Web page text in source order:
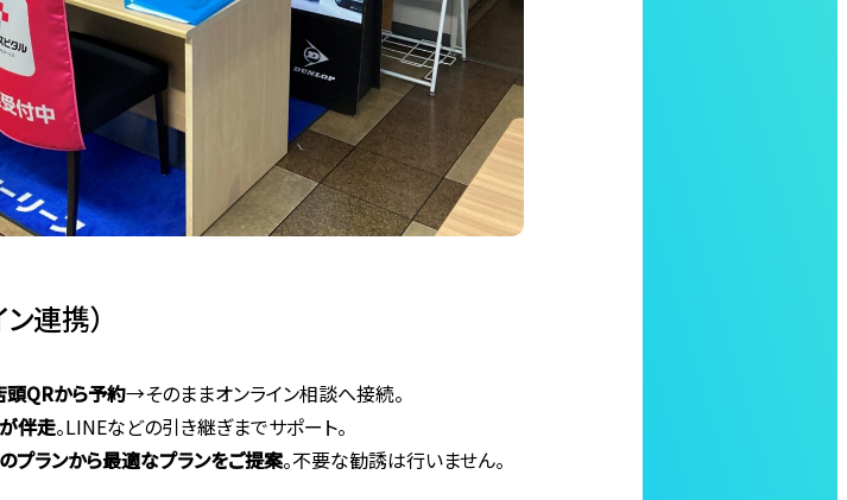
連携）
頭QRから予約→そのままオンライン相談へ接続。
伴走。LINEなどの引き継ぎまでサポート。
プランから最適なプランをご提案。不要な勧誘は行いません。